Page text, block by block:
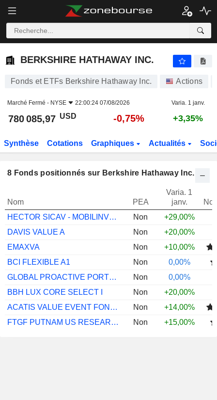
BERKSHIRE HATHAWAY INC.
Fonds et ETFs Berkshire Hathaway Inc. Actions
Marché Fermé - NYSE 22:00:24 07/08/2026 Varia. 1 janv.
780 085,97 USD -0,75% +3,35%
Synthèse Cotations Graphiques Actualités
8 Fonds positionnés sur Berkshire Hathaway Inc.
Nom PEA
Varia. 1
janv.
HECTOR SICAV - MOBILINVEST
Non
+29,00%
DAVIS VALUE A
Non
+20,00%
EMAXVA
Non
+10,00%
BCI FLEXIBLE A1
Non
0,00%
GLOBAL PROACTIVE PORTFOLIO P EUR
Non
0,00%
BBH LUX CORE SELECT I
Non
+20,00%
ACATIS VALUE EVENT FONDS A
Non
+14,00%
FTGF PUTNAM US RESEARCH A USD ACC
Non +15,00%